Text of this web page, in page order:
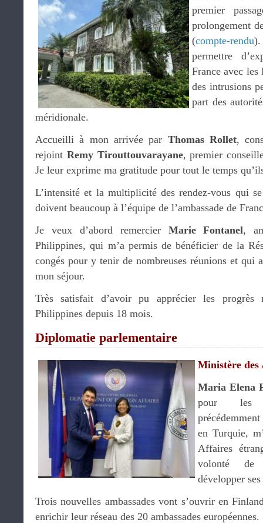
premier
prolongement
(compte-rendu).
permettre
France avec
des intrusions
part des
méridionale.
Accueilli à mon arrivée par Thomas Rollet,
rejoint Remy Tirouttouvarayane, premier
Je leur exprime ma gratitude pour tout le temps
L’intensité et la multiplicité des rendez-vous qui
doivent beaucoup à l’équipe de l’ambassade de
Je veux d’abord remercier Marie Fontanel,
Philippines, qui m’a permis de bénéficier de la
congés pour y tenir de nombreuses réunions et qui
mon séjour.
Très satisfait d’avoir pu apprécier les
Philippines depuis 18 mois.
Diplomatie parlementaire
Ministère des
Maria Elena
pour les
en Turquie,
Affaires
volonté de
développer
Trois nouvelles ambassades vont s’ouvrir en
enrichir leur réseau des 20 ambassades européennes.